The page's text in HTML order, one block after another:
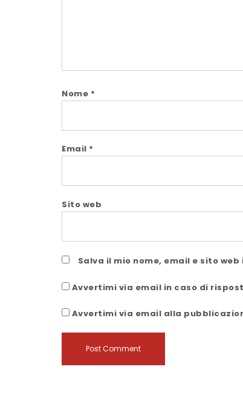
Nome *
Email *
Sito web
Salva il mio nome, email e sito
Avvertimi via email in caso di
Avvertimi via email alla